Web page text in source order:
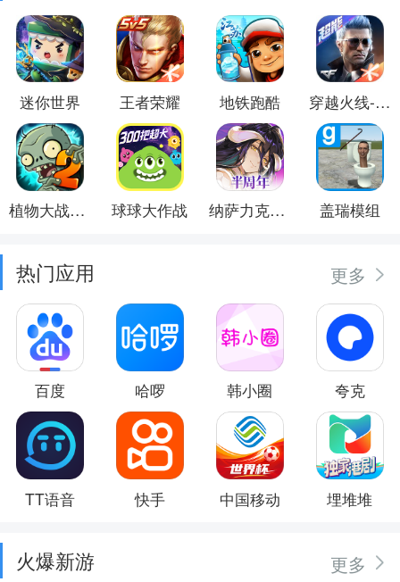
迷你世界 王者荣耀 地铁跑酷 穿越火线-枪战王者
植物大战僵尸2 球球大作战 纳萨力克之王 盖瑞模组
热门应用 更多
百度 哈啰 韩小圈 夸克
TT语音 快手 中国移动 埋堆堆
火爆新游 更多